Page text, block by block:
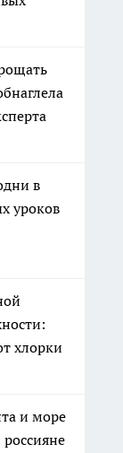
в
уроков
хлорки
и море